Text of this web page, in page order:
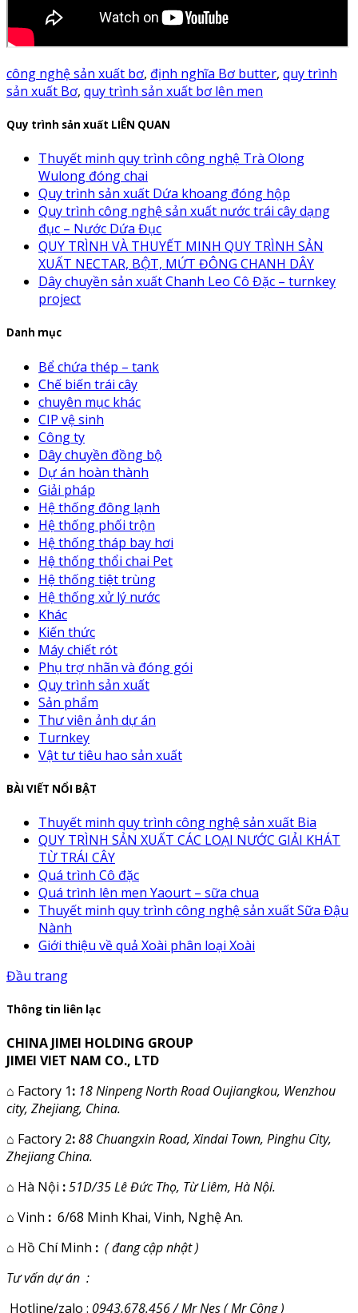
công nghệ sản xuất bơ, định nghĩa Bơ butter, quy trình
sản xuất Bơ, quy trình sản xuất bơ lên men
Quy trình sản xuất LIÊN QUAN
Thuyết minh quy trình công nghệ Trà Olong
Wulong đóng chai
Quy trình sản xuất Dứa khoang đóng hộp
Quy trình công nghệ sản xuất nước trái cây dạng
đục – Nước Dứa Đục
QUY TRÌNH VÀ THUYẾT MINH QUY TRÌNH SẢN
XUẤT NECTAR, BỘT, MỨT ĐÔNG CHANH DÂY
Dây chuyền sản xuất Chanh Leo Cô Đặc – turnkey
project
Danh mục
Bể chứa thép – tank
Chế biến trái cây
chuyên mục khác
CIP vệ sinh
Công ty
Dây chuyền đồng bộ
Dự án hoàn thành
Giải pháp
Hệ thống đông lạnh
Hệ thống phối trộn
Hệ thống tháp bay hơi
Hệ thống thổi chai Pet
Hệ thống tiệt trùng
Hệ thống xử lý nước
Khác
Kiến thức
Máy chiết rót
Phụ trợ nhãn và đóng gói
Quy trình sản xuất
Sản phẩm
Thư viên ảnh dự án
Turnkey
Vật tư tiêu hao sản xuất
BÀI VIẾT NỔI BẬT
Thuyết minh quy trình công nghệ sản xuất Bia
QUY TRÌNH SẢN XUẤT CÁC LOẠI NƯỚC GIẢI KHÁT
TỪ TRÁI CÂY
Quá trình Cô đặc
Quá trình lên men Yaourt – sữa chua
Thuyết minh quy trình công nghệ sản xuất Sữa Đậu
Nành
Giới thiệu về quả Xoài phân loại Xoài
Đầu trang
Thông tin liên lạc
CHINA JIMEI HOLDING GROUP
JIMEI VIET NAM CO., LTD
⌂ Factory 1: 18 Ninpeng North Road Oujiangkou, Wenzhou
city, Zhejiang, China.
⌂ Factory 2:88 Chuangxin Road, Xindai Town, Pinghu City,
Zhejiang China.
⌂ Hà Nội :51D/35 Lê Đức Thọ, Từ Liêm, Hà Nội.
⌂ Vinh : 6/68 Minh Khai, Vinh, Nghệ An.
⌂ Hồ Chí Minh : ( đang cập nhật )
Tư vấn dự án :
Hotline/zalo : 0943.678.456 / Mr Nes ( Mr Công )